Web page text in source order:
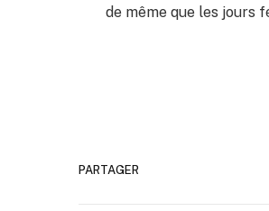
de même que les jours
PARTAGER